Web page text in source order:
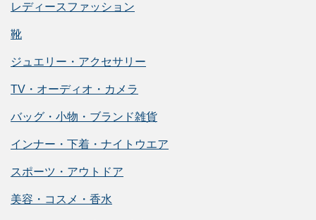
レディースファッション
靴
ジュエリー・アクセサリー
TV・オーディオ・カメラ
バッグ・小物・ブランド雑貨
インナー・下着・ナイトウエア
スポーツ・アウトドア
美容・コスメ・香水